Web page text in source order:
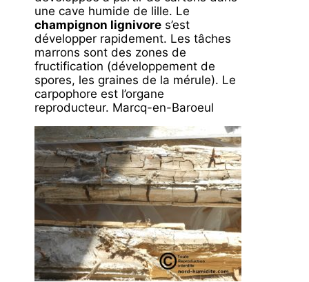
une cave humide de lille. Le
champignon lignivore s’est
développer rapidement. Les tâches
marrons sont des zones de
fructification (développement de
spores, les graines de la mérule). Le
carpophore est l’organe
reproducteur. Marcq-en-Baroeul